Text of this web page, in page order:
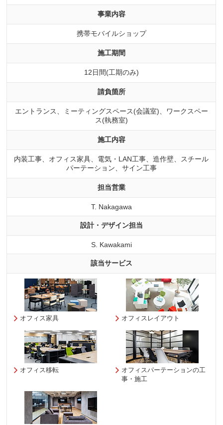
事業内容
携帯モバイルショップ
施工期間
12日間(工期のみ)
請負箇所
エントランス、ミーティングスペース(会議室)、ワークスペー
ス(執務室)
施工内容
内装工事、オフィス家具、電気・LAN工事、造作壁、スチール
パーテーション、サイン工事
担当営業
T. Nakagawa
設計・デザイン担当
S. Kawakami
該当サービス
オフィス家具 オフィスレイアウト
オフィス移転
オフィスパーテーションの工
事・施工